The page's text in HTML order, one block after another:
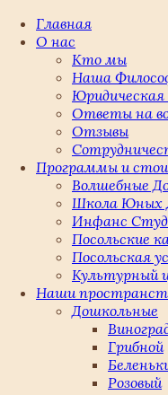
Главная
О нас
Кто мы
Наша
Ответы на
Отзывы
Программы и
Волшебные
Школа Юных
Инфанс
Посольские
Посольская
Культурный
Наши
Дошкольные
Грибной
Розовый